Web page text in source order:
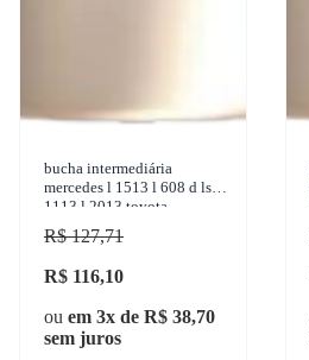
bucha intermediária
mercedes l 1513 l 608 d ls
1113 l 2013 toyota
bandeirante 1950-2001
sulcarb
R$ 127,71
R$ 116,10
ou em 3x de R$ 38,70
sem juros